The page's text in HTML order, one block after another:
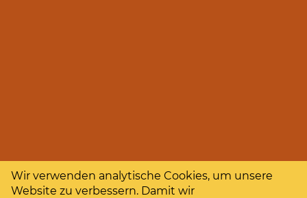
Wir verwenden analytische Cookies, um unsere
Website zu verbessern. Damit wir